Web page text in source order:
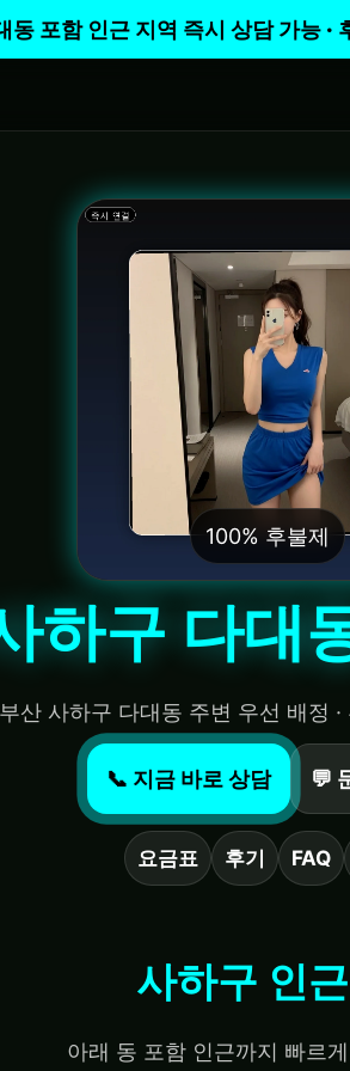
인근 지역 즉시 상담 가능 · 후불
100% 후불제
하구 다대
산 사하구 다대동 주변 우선 배정
📞 지금 바로 상담 💬
요금표 후기 FAQ
사하구 인
아래 동 포함 인근까지 빠르